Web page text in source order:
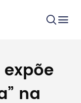
na